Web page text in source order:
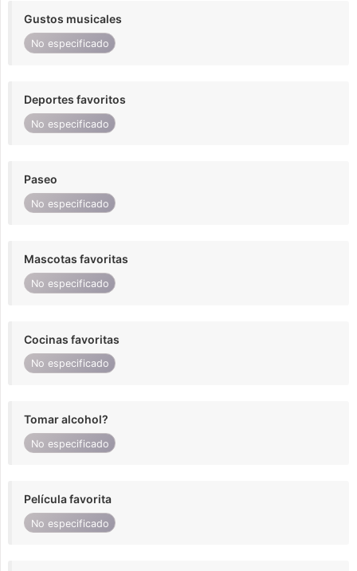
Gustos musicales
No especificado
Deportes favoritos
No especificado
Paseo
No especificado
Mascotas favoritas
No especificado
Cocinas favoritas
No especificado
Tomar alcohol?
No especificado
Película favorita
No especificado